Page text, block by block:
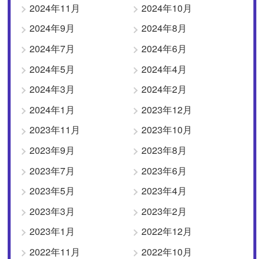
2024年11月
2024年10月
2024年9月
2024年8月
2024年7月
2024年6月
2024年5月
2024年4月
2024年3月
2024年2月
2024年1月
2023年12月
2023年11月
2023年10月
2023年9月
2023年8月
2023年7月
2023年6月
2023年5月
2023年4月
2023年3月
2023年2月
2023年1月
2022年12月
2022年11月
2022年10月